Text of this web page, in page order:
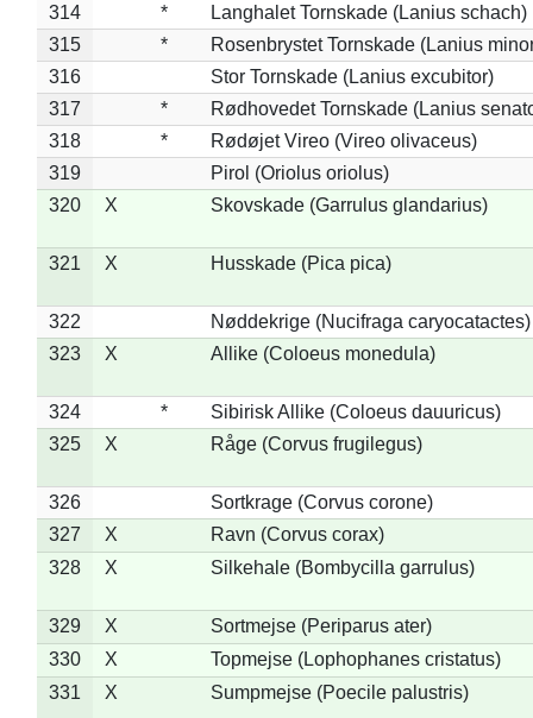
314
*
Langhalet Tornskade (Lanius schach)
315
*
Rosenbrystet Tornskade (Lanius
316
Stor Tornskade (Lanius excubitor)
317
*
Rødhovedet Tornskade (Lanius
318
*
Rødøjet Vireo (Vireo olivaceus)
319
Pirol (Oriolus oriolus)
320
X Skovskade (Garrulus glandarius)
321 X Husskade (Pica pica)
322
Nøddekrige (Nucifraga caryocatactes)
323
X Allike (Coloeus monedula)
324 *
Sibirisk Allike (Coloeus dauuricus)
325
X Råge (Corvus frugilegus)
326
Sortkrage (Corvus corone)
327
X
Ravn (Corvus corax)
328
X Silkehale (Bombycilla garrulus)
329 X
Sortmejse (Periparus ater)
330
X
Topmejse (Lophophanes cristatus)
331
X Sumpmejse (Poecile palustris)